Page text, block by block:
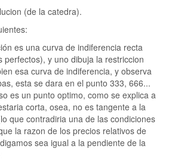
(de la catedra).
es una curva de indiferencia recta
perfectos), y uno dibuja la restriccion
esa curva de indiferencia, y observa
esta se dara en el punto 333, 666...
es un punto optimo, como se explica a
corta, osea, no es tangente a la
que contradiria una de las condiciones
la razon de los precios relativos de
sea igual a la pendiente de la